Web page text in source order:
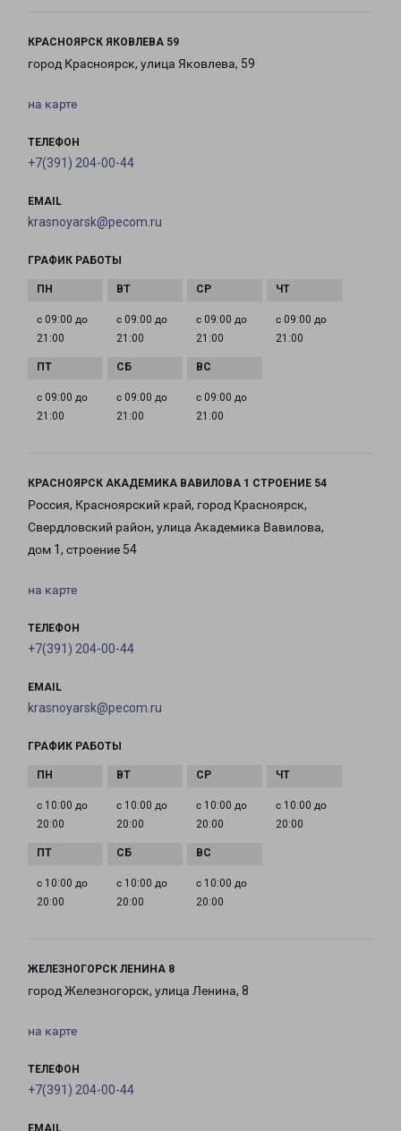
КРАСНОЯРСК ЯКОВЛЕВА 59
город Красноярск, улица Яковлева, 59
на карте
ТЕЛЕФОН
+7(391) 204-00-44
EMAIL
krasnoyarsk@pecom.ru
ГРАФИК РАБОТЫ
с 09:00 до
21:00
с 09:00 до
21:00
с 09:00 до
21:00
с 09:00 до
21:00
с 09:00 до
21:00
с 09:00 до
21:00
с 09:00 до
21:00
КРАСНОЯРСК АКАДЕМИКА ВАВИЛОВА 1 СТРОЕНИЕ 54
Россия, Красноярский край, город Красноярск,
Свердловский район, улица Академика Вавилова,
дом 1, строение 54
на карте
ТЕЛЕФОН
+7(391) 204-00-44
EMAIL
krasnoyarsk@pecom.ru
ГРАФИК РАБОТЫ
с 10:00 до
20:00
с 10:00 до
20:00
с 10:00 до
20:00
с 10:00 до
20:00
с 10:00 до
20:00
с 10:00 до
20:00
с 10:00 до
20:00
ЖЕЛЕЗНОГОРСК ЛЕНИНА 8
город Железногорск, улица Ленина, 8
на карте
ТЕЛЕФОН
+7(391) 204-00-44